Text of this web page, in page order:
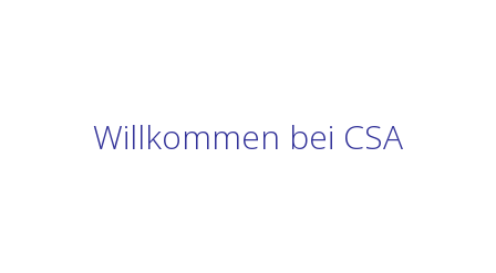
Willkommen bei CSA